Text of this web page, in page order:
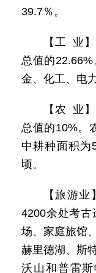
39.7％。
【工 业
总值的
金、化工、电
【农 业
总值的10%。
中耕种面积为
顷。
【旅游
4200余处考古
场、家庭旅馆
赫里德湖、斯
沃山和普雷